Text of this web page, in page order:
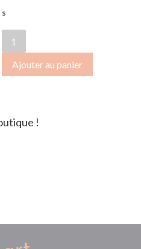
s
de
OctobreRose2018-
022
Ajouter au panier
!